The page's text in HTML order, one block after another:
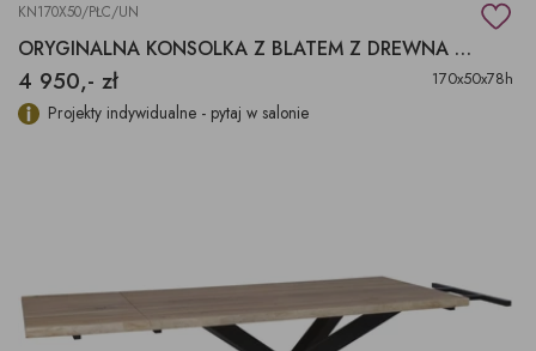
KN170X50/PŁC/UN
ORYGINALNA KONSOLKA Z BLATEM Z DREWNA EGZOTYCZNEGO
4 950,- zł 170x50x78h
Projekty indywidualne - pytaj w salonie